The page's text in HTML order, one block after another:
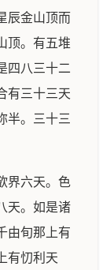
辰金山顶而
顶。有五堆
四八三十二
有三十三天
半。三十三
界六天。色
天。如是诸
由旬那上有
有忉利天